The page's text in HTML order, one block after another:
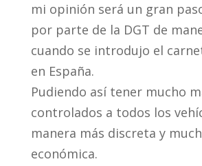
mi opinión será un gran
por parte de la DGT de
cuando se introdujo el
en España.
Pudiendo así tener mucho
controlados a todos los
manera más discreta y
económica.